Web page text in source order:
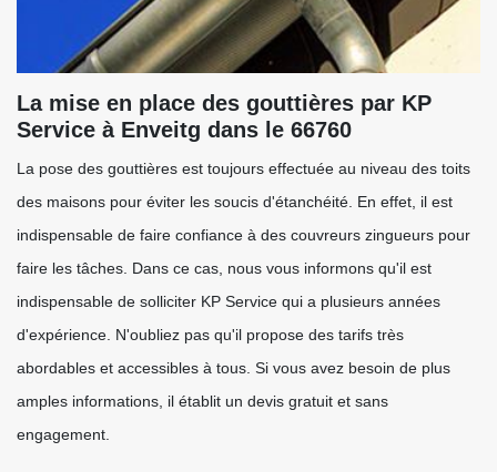
La mise en place des gouttières par KP
Service à Enveitg dans le 66760
La pose des gouttières est toujours effectuée au niveau des toits
des maisons pour éviter les soucis d'étanchéité. En effet, il est
indispensable de faire confiance à des couvreurs zingueurs pour
faire les tâches. Dans ce cas, nous vous informons qu'il est
indispensable de solliciter KP Service qui a plusieurs années
d'expérience. N'oubliez pas qu'il propose des tarifs très
abordables et accessibles à tous. Si vous avez besoin de plus
amples informations, il établit un devis gratuit et sans
engagement.